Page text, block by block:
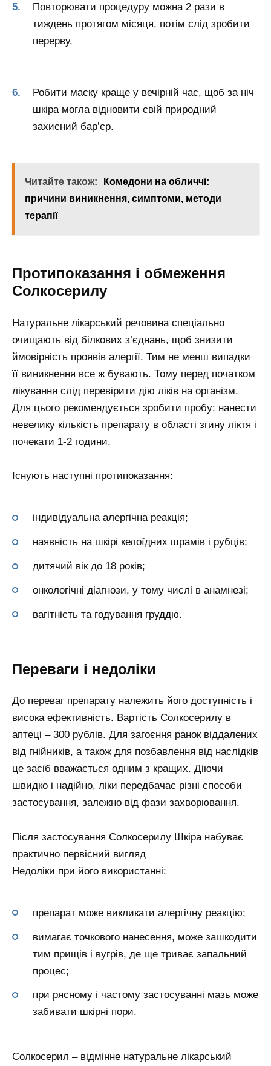
Повторювати процедуру можна 2 рази в
тиждень протягом місяця, потім слід зробити
перерву.
Робити маску краще у вечірній час, щоб за ніч
шкіра могла відновити свій природний
захисний бар’єр.
Читайте також:
Комедони на обличчі:
причини виникнення, симптоми, методи
терапії
Протипоказання і обмеження
Солкосерилу
Натуральне лікарський речовина спеціально
очищають від білкових з’єднань, щоб знизити
ймовірність проявів алергії. Тим не менш випадки
її виникнення все ж бувають. Тому перед початком
лікування слід перевірити дію ліків на організм.
Для цього рекомендується зробити пробу: нанести
невелику кількість препарату в області згину ліктя і
почекати 1-2 години.
Існують наступні протипоказання:
індивідуальна алергічна реакція;
наявність на шкірі келоїдних шрамів і рубців;
дитячий вік до 18 років;
онкологічні діагнози, у тому числі в анамнезі;
вагітність та годування груддю.
Переваги і недоліки
До переваг препарату належить його доступність і
висока ефективність. Вартість Солкосерилу в
аптеці – 300 рублів. Для загоєння ранок віддалених
від гнійників, а також для позбавлення від наслідків
це засіб вважається одним з кращих. Діючи
швидко і надійно, ліки передбачає різні способи
застосування, залежно від фази захворювання.
Після застосування Солкосерилу Шкіра набуває
практично первісний вигляд
Недоліки при його використанні:
препарат може викликати алергічну реакцію;
вимагає точкового нанесення, може зашкодити
тим прищів і вугрів, де ще триває запальний
процес;
при рясному і частому застосуванні мазь може
забивати шкірні пори.
Солкосерил – відмінне натуральне лікарський